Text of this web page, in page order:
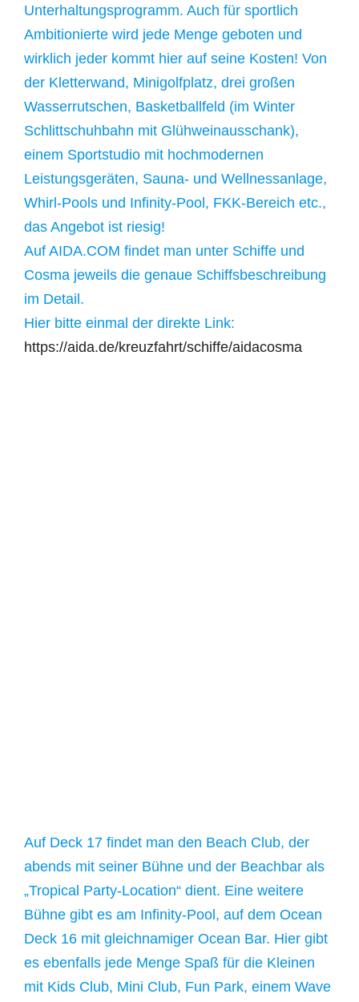
Unterhaltungsprogramm. Auch für sportlich
Ambitionierte wird jede Menge geboten und
wirklich jeder kommt hier auf seine Kosten! Von
der Kletterwand, Minigolfplatz, drei großen
Wasserrutschen, Basketballfeld (im Winter
Schlittschuhbahn mit Glühweinausschank),
einem Sportstudio mit hochmodernen
Leistungsgeräten, Sauna- und Wellnessanlage,
Whirl-Pools und Infinity-Pool, FKK-Bereich etc.,
das Angebot ist riesig!
Auf AIDA.COM findet man unter Schiffe und
Cosma jeweils die genaue Schiffsbeschreibung
im Detail.
Hier bitte einmal der direkte Link:
https://aida.de/kreuzfahrt/schiffe/aidacosma
Auf Deck 17 findet man den Beach Club, der
abends mit seiner Bühne und der Beachbar als
„Tropical Party-Location“ dient. Eine weitere
Bühne gibt es am Infinity-Pool, auf dem Ocean
Deck 16 mit gleichnamiger Ocean Bar. Hier gibt
es ebenfalls jede Menge Spaß für die Kleinen
mit Kids Club, Mini Club, Fun Park, einem Wave